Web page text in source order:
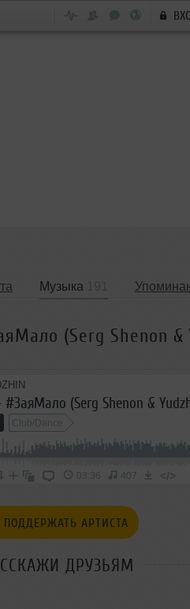
Музыка
(Serg Shenon &
(Serg Shenon &
Club/Dance
03:36 407 </>
ПОДДЕРЖАТЬ АРТИСТА
ДРУЗЬЯМ